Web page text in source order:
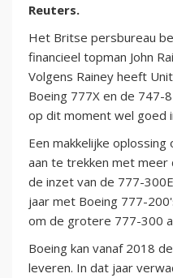
Reuters.
Het Britse persbureau
financieel topman John
Volgens Rainey heeft
Boeing 777X en de 747-
op dit moment wel goed
Een makkelijke
aan te trekken met meer
de inzet van de 777-
jaar met Boeing 777-
om de grotere 777-300
Boeing kan vanaf 2018
leveren. In dat jaar